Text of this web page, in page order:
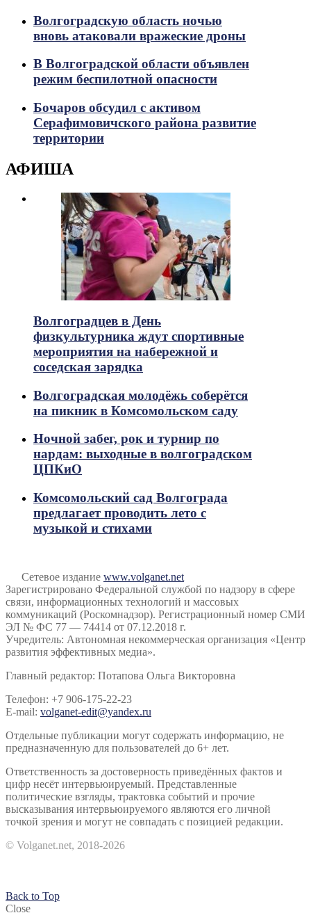
Волгоградскую область ночью
вновь атаковали вражеские дроны
В Волгоградской области объявлен
режим беспилотной опасности
Бочаров обсудил с активом
Серафимовичского района развитие
территории
АФИША
Волгоградцев в День
физкультурника ждут спортивные
мероприятия на набережной и
соседская зарядка
Волгоградская молодёжь соберётся
на пикник в Комсомольском саду
Ночной забег, рок и турнир по
нардам: выходные в волгоградском
ЦПКиО
Комсомольский сад Волгограда
предлагает проводить лето с
музыкой и стихами
Сетевое издание www.volganet.net
Зарегистрировано Федеральной службой по надзору в сфере
связи, информационных технологий и массовых
коммуникаций (Роскомнадзор). Регистрационный номер СМИ
ЭЛ № ФС 77 — 74414 от 07.12.2018 г.
Учредитель: Автономная некоммерческая организация «Центр
развития эффективных медиа».
Главный редактор: Потапова Ольга Викторовна
Телефон: +7 906-175-22-23
E-mail: volganet-edit@yandex.ru
Отдельные публикации могут содержать информацию, не
предназначенную для пользователей до 6+ лет.
Ответственность за достоверность приведённых фактов и
цифр несёт интервьюируемый. Представленные
политические взгляды, трактовка событий и прочие
высказывания интервьюируемого являются его личной
точкой зрения и могут не совпадать с позицией редакции.
© Volganet.net, 2018-2026
Back to Top
Close